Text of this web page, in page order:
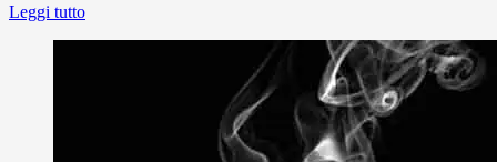
Leggi tutto